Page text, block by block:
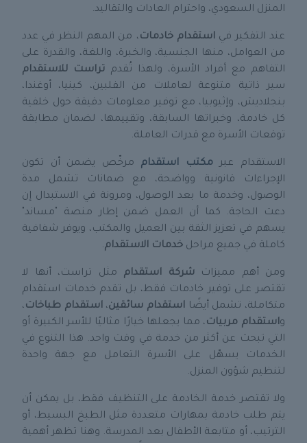
المنزل السعودي، واحترام العادات والتقاليد.
عند التفكير فياستقدام خادمات، من المهم النظر في عدد
من العوامل، منها الجنسية، والخبرة، واللغة، والقدرة على
التفاهم مع أفراد الأسرة، ولهذا تُقدم تراست للاستقدام
سير ذاتية متنوعة لعاملات من الفلبين، كينيا، أوغندا،
بنجلاديش، وإثيوبيا، مع توفير معلومات دقيقة حول خلفية
كل خادمة، وخبراتها السابقة، وتقييمها، لضمان مطابقة
توقعات الأسرة مع قدرات العاملة.
الاستقدام عبرمكتب استقدام
مرخّص يضمن أن تكون
الإجراءات قانونية وواضحة، مع ضمانات تشمل مدة
الوصول، وخدمة ما بعد الوصول، ومرونة في الاستبدال إن
دعت الحاجة. كما أن العمل ضمن إطار منصة "مساند"
يسهم في تعزيز الثقة بين العميل والمكتب، ويوفر شفافية
كاملة في جميع مراحل خدمات الاستقدام.
ومن أهم مميزاتشركة استقدام مثل تراست، أنها لا
تقتصر على توفير خادمات فقط، بل تقدم خدمات استقدام
متكاملة، تشمل أيضًا استقدام سائقين،استقدام طباخات،
واستقدام مربيات، مما يجعلها خيارًا مثاليًا للأسر الكبيرة أو
التي تبحث عن أكثر من خدمة في وقت واحد. هذا التنوع في
الخدمات يسهّل على الأسرة التعامل مع جهة واحدة
لتنظيم شؤون المنزل.
ولا تقتصر خدمة الخادمة على التنظيف فقط، بل يمكن أن
يتم طلب خادمة بمهارات متعددة مثل الطبخ البسيط، أو
الترتيب، أو متابعة الأطفال بعد المدرسة. وهنا تظهر أهمية